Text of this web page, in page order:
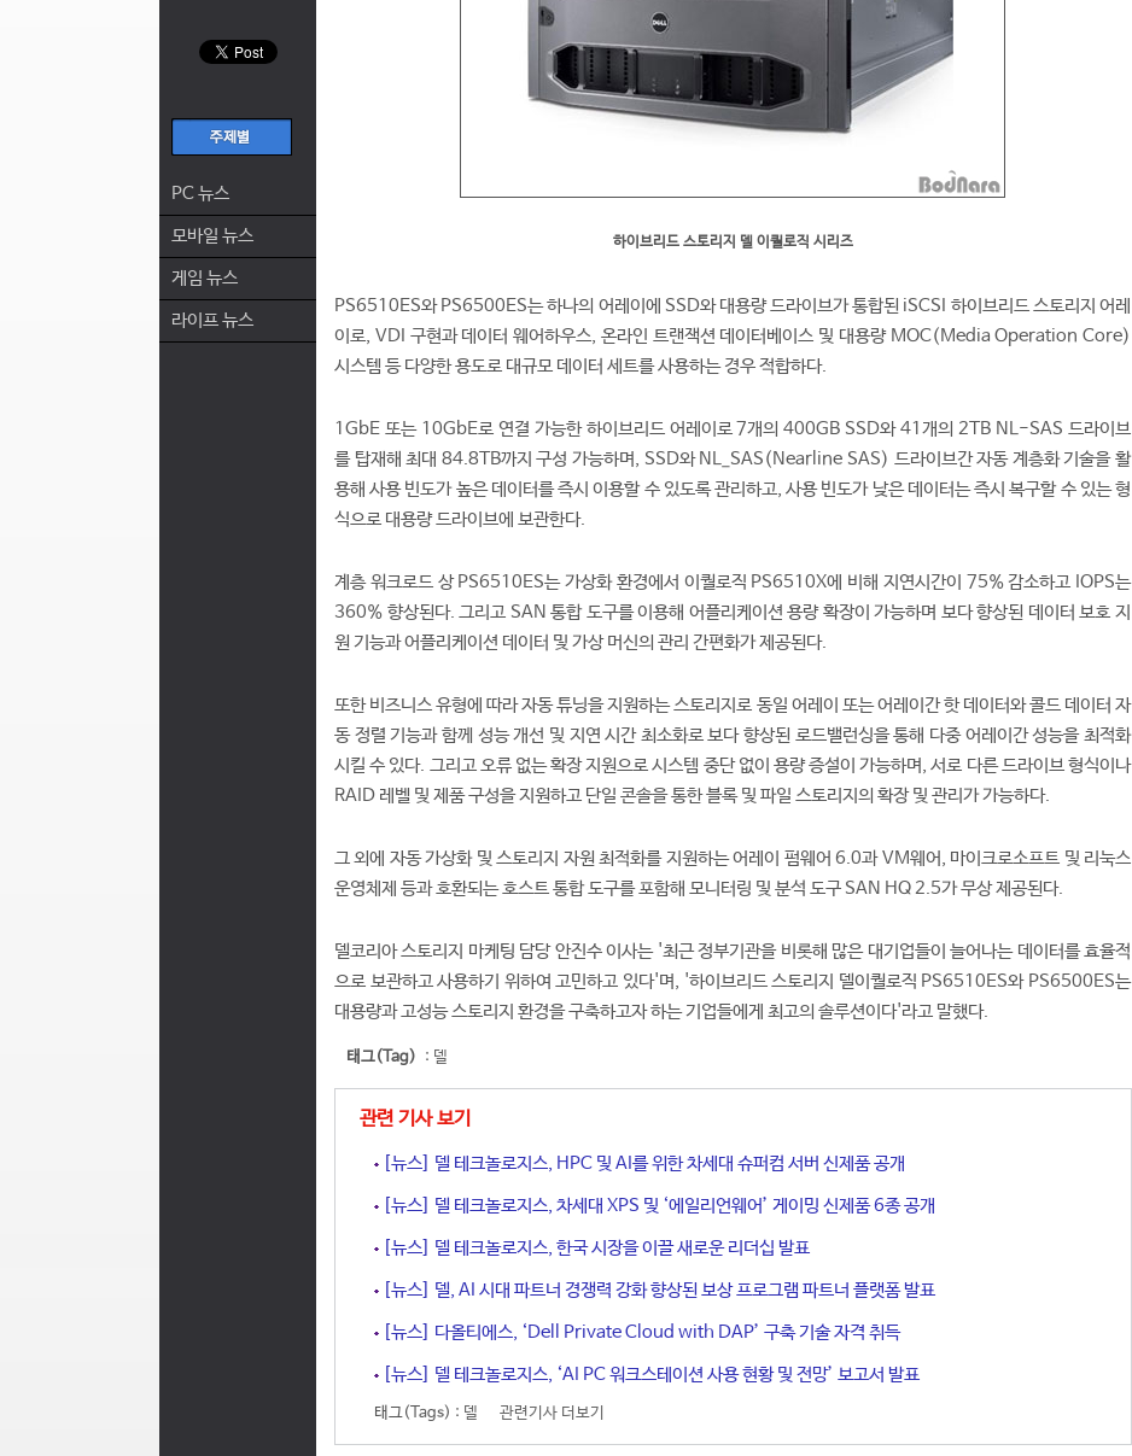
PC 뉴스
모바일 뉴스
게임 뉴스
라이프 뉴스
하이브리드 스토리지 델 이퀄로직 시리즈
PS6510ES와 PS6500ES는 하나의 어레이에 SSD와 대용량 드라이브가 통합된 iSCSI 하이브리드 스토리지 어레
이로, VDI 구현과 데이터 웨어하우스, 온라인 트랜잭션 데이터베이스 및 대용량 MOC(Media Operation Core)
시스템 등 다양한 용도로 대규모 데이터 세트를 사용하는 경우 적합하다.
1GbE 또는 10GbE로 연결 가능한 하이브리드 어레이로 7개의 400GB SSD와 41개의 2TB NL-SAS 드라이브
를 탑재해 최대 84.8TB까지 구성 가능하며, SSD와 NL_SAS(Nearline SAS) 드라이브간 자동 계층화 기술을 활
용해 사용 빈도가 높은 데이터를 즉시 이용할 수 있도록 관리하고, 사용 빈도가 낮은 데이터는 즉시 복구할 수 있는 형
식으로 대용량 드라이브에 보관한다.
계층 워크로드 상 PS6510ES는 가상화 환경에서 이퀄로직 PS6510X에 비해 지연시간이 75% 감소하고 IOPS는
360% 향상된다. 그리고 SAN 통합 도구를 이용해 어플리케이션 용량 확장이 가능하며 보다 향상된 데이터 보호 지
원 기능과 어플리케이션 데이터 및 가상 머신의 관리 간편화가 제공된다.
또한 비즈니스 유형에 따라 자동 튜닝을 지원하는 스토리지로 동일 어레이 또는 어레이간 핫 데이터와 콜드 데이터 자
동 정렬 기능과 함께 성능 개선 및 지연 시간 최소화로 보다 향상된 로드밸런싱을 통해 다중 어레이간 성능을 최적화
시킬 수 있다. 그리고 오류 없는 확장 지원으로 시스템 중단 없이 용량 증설이 가능하며, 서로 다른 드라이브 형식이나
RAID 레벨 및 제품 구성을 지원하고 단일 콘솔을 통한 블록 및 파일 스토리지의 확장 및 관리가 가능하다.
그 외에 자동 가상화 및 스토리지 자원 최적화를 지원하는 어레이 펌웨어 6.0과 VM웨어, 마이크로소프트 및 리눅스
운영체제 등과 호환되는 호스트 통합 도구를 포함해 모니터링 및 분석 도구 SAN HQ 2.5가 무상 제공된다.
델코리아 스토리지 마케팅 담당 안진수 이사는 '최근 정부기관을 비롯해 많은 대기업들이 늘어나는 데이터를 효율적
으로 보관하고 사용하기 위하여 고민하고 있다'며, '하이브리드 스토리지 델이퀄로직 PS6510ES와 PS6500ES는
대용량과 고성능 스토리지 환경을 구축하고자 하는 기업들에게 최고의 솔루션이다'라고 말했다.
태그(Tag) : 델
관련 기사 보기
[뉴스] 델 테크놀로지스, HPC 및 AI를 위한 차세대 슈퍼컴 서버 신제품 공개
[뉴스] 델 테크놀로지스, 차세대 XPS 및 ‘에일리언웨어’ 게이밍 신제품 6종 공개
[뉴스] 델 테크놀로지스, 한국 시장을 이끌 새로운 리더십 발표
[뉴스] 델, AI 시대 파트너 경쟁력 강화 향상된 보상 프로그램 파트너 플랫폼 발표
[뉴스] 다올티에스, ‘Dell Private Cloud with DAP’ 구축 기술 자격 취득
[뉴스] 델 테크놀로지스, ‘AI PC 워크스테이션 사용 현황 및 전망’ 보고서 발표
태그(Tags) : 델 관련기사 더보기